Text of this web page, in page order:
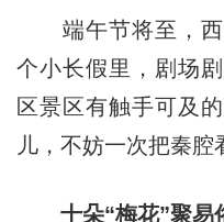
端午节将至，西
个小长假里，剧场
区景区有触手可及
儿，不妨一次把秦腔
十朵“梅花”聚